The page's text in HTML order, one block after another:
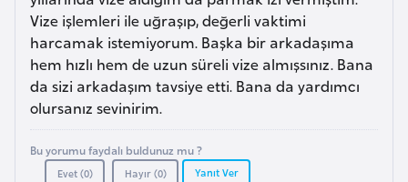
r
i
Vize işlemleri ile uğraşıp, değerli vaktimi
harcamak istemiyorum. Başka bir arkadaşıma
hem hızlı hem de uzun süreli vize almışsınız. Bana
da sizi arkadaşım tavsiye etti. Bana da yardımcı
olursanız sevinirim.
Bu yorumu faydalı buldunuz mu ?
Evet (0) Hayır (0) Yanıt Ver
A
z
e
r
b